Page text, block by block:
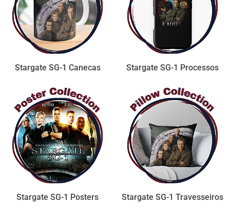
Stargate SG-1 Canecas Stargate SG-1 Processos
Stargate SG-1 Posters Stargate SG-1 Travesseiros